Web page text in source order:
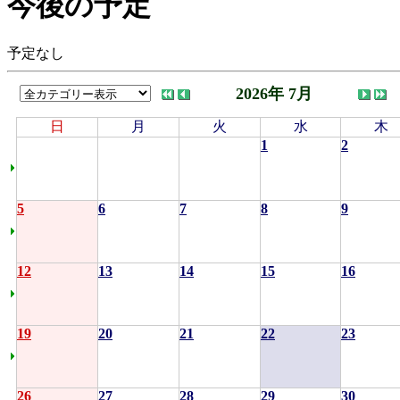
予定なし
2026年 7月
日 月 火 水 木
1
2
5 6 7 8 9
12 13 14 15 16
19 20 21 22 23
26 27 28 29 30